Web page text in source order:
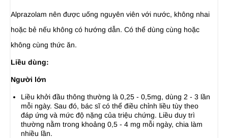
Alprazolam nên được uống nguyên viên với nước, không nhai
hoặc bẻ nếu không có hướng dẫn. Có thể dùng cùng hoặc
không cùng thức ăn.
Liều dùng:
Người lớn
Liều khởi đầu thông thường là 0,25 - 0,5mg, dùng 2 - 3 lần
mỗi ngày. Sau đó, bác sĩ có thể điều chỉnh liều tùy theo
đáp ứng và mức độ nặng của triệu chứng. Liều duy trì
thường nằm trong khoảng 0,5 - 4 mg mỗi ngày, chia làm
nhiều lần.